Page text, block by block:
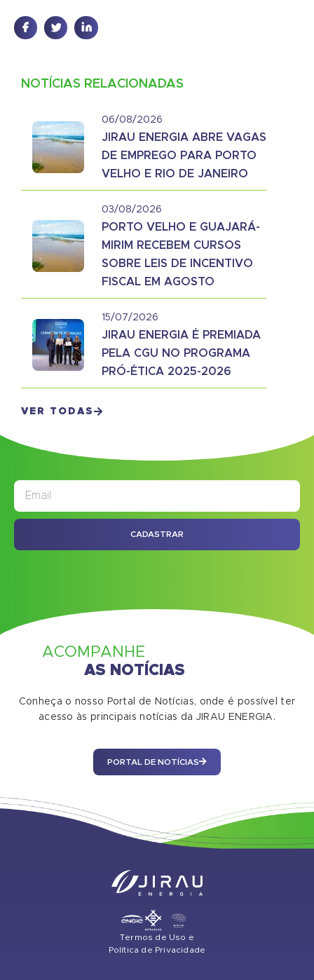
NOTÍCIAS RELACIONADAS
06/08/2026
JIRAU ENERGIA ABRE VAGAS
DE EMPREGO PARA PORTO
VELHO E RIO DE JANEIRO
03/08/2026
PORTO VELHO E GUAJARÁ-
MIRIM RECEBEM CURSOS
SOBRE LEIS DE INCENTIVO
FISCAL EM AGOSTO
15/07/2026
JIRAU ENERGIA É PREMIADA
PELA CGU NO PROGRAMA
PRÓ-ÉTICA 2025-2026
VER TODAS
CADASTRAR
ACOMPANHE
AS NOTÍCIAS
Conheça o nosso Portal de Notícias, onde é possível ter
acesso às principais notícias da JIRAU ENERGIA.
PORTAL DE NOTÍCIAS
Termos de Uso e
Política de Privacidade